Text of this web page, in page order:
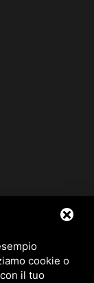
cookie o
il tuo